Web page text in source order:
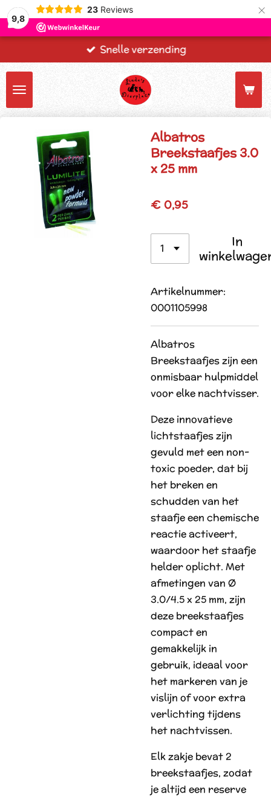
9,8
23 Reviews ×
Snelle verzending
Albatros
Breekstaafjes 3.0
x 25 mm
€ 0,95
In
Artikelnummer:
0001105998
Albatros
Breekstaafjes zijn een
onmisbaar hulpmiddel
voor elke nachtvisser.
Deze innovatieve
lichtstaafjes zijn
gevuld met een non-
toxic poeder, dat bij
het breken en
schudden van het
staafje een chemische
reactie activeert,
waardoor het staafje
helder oplicht. Met
afmetingen van Ø
3.0/4.5 x 25 mm, zijn
deze breekstaafjes
compact en
gemakkelijk in
gebruik, ideaal voor
het markeren van je
vislijn of voor extra
verlichting tijdens
het nachtvissen.
Elk zakje bevat 2
breekstaafjes, zodat
je altijd een reserve